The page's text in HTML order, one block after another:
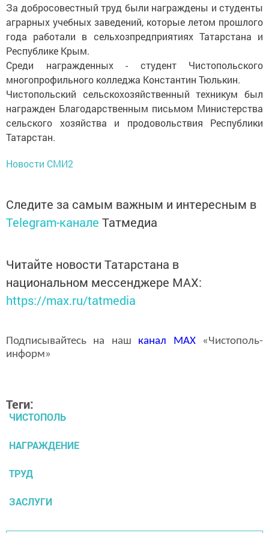
За добросовестный труд были награждены и студенты
аграрных учебных заведений, которые летом прошлого
года работали в сельхозпредприятиях Татарстана и
Республике Крым.
Среди награжденных - студент Чистопольского
многопрофильного колледжа Константин Тюлькин.
Чистопольский сельскохозяйственный техникум был
награжден Благодарственным письмом Министерства
сельского хозяйства и продовольствия Республики
Татарстан.
Новости СМИ2
Следите за самым важным и интересным в
Telegram-канале Татмедиа
Читайте новости Татарстана в
национальном мессенджере MАХ:
https://max.ru/tatmedia
Подписывайтесь на наш канал MAX«Чистополь-
информ»
Теги:
ЧИСТОПОЛЬ
НАГРАЖДЕНИЕ
ТРУД
ЗАСЛУГИ